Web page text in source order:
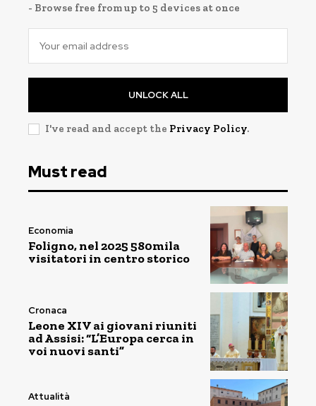
- Browse free from up to 5 devices at once
UNLOCK ALL
I've read and accept the Privacy Policy.
Must read
Economia
Foligno, nel 2025 580mila
visitatori in centro storico
Cronaca
Leone XIV ai giovani riuniti
ad Assisi: “L’Europa cerca in
voi nuovi santi”
Attualità